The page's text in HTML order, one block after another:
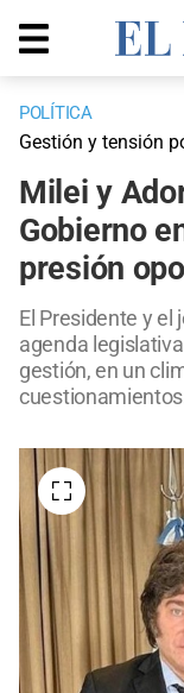
POLÍTICA
Gestión y tensión
Milei y
Gobierno
presión
El Presidente y el
agenda
gestión, en un